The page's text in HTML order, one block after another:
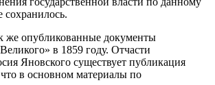
же опубликованные документы
в 1859 году. Отчасти
Яновского существует публикация
в основном материалы по